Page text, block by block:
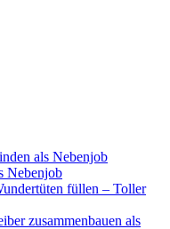
als Nebenjob
Nebenjob
füllen – Toller
zusammenbauen als